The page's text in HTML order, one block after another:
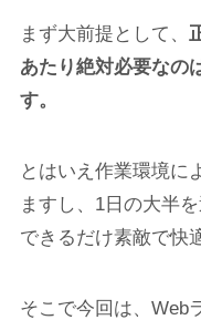
まず大前提として、
あたり絶対必要なの
す。
とはいえ作業環境に
ますし、1日の大半
できるだけ素敵で快
そこで今回は、Web